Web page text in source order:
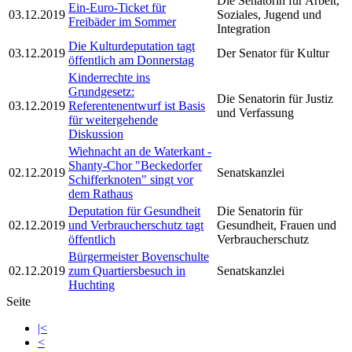
03.12.2019
Ein-Euro-Ticket für
Freibäder im Sommer
Soziales, Jugend und
Integration
03.12.2019
Die Kulturdeputation tagt
öffentlich am Donnerstag
Der Senator für Kultur
03.12.2019
Kinderrechte ins
Grundgesetz:
Referentenentwurf ist Basis
für weitergehende
Diskussion
Die Senatorin für Justiz
und Verfassung
02.12.2019
Wiehnacht an de Waterkant -
Shanty-Chor "Beckedorfer
Schifferknoten" singt vor
dem Rathaus
Senatskanzlei
02.12.2019
Deputation für Gesundheit
und Verbraucherschutz tagt
öffentlich
Die Senatorin für
Gesundheit, Frauen und
Verbraucherschutz
02.12.2019
Bürgermeister Bovenschulte
zum Quartiersbesuch in
Huchting
Senatskanzlei
Seite
|<
<